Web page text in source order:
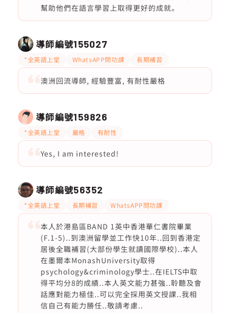
幫助他們在語言學習上取得更好的成就。
導師編號155027
*全英語上堂 WhatsAPP問功課 長期補習
澳洲回流導師, 經驗豐富, 有耐性嚴格
導師編號159826
*全英語上堂 嚴格 有耐性
Yes, I am interested!
導師編號56352
*全英語上堂 長期補習 WhatsAPP問功課
本人於港島區BAND 1英中香港華仁書院畢業
(F.1-5)..到澳洲留學並工作快10年..回到香港定
居後全職補習(大部份學生就讀國際學校)..本人
在墨爾本MonashUniversity取得
psychology&criminology學士..在IELTS中取
得平均分8的成績..本人英文能力甚強..聆聽及會
話應對能力極佳..可以完全採用英文授課..我相
信自己有能力勝任..敬請考慮..